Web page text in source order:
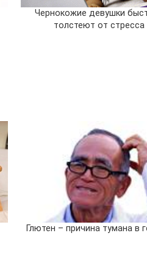
Чернокожие девушки
толстеют от стресса
Глютен – причина тумана в